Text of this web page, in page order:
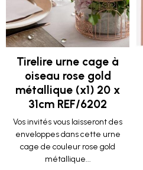
Tirelire urne cage à
oiseau rose gold
métallique (x1) 20 x
31cm REF/6202
Vos invités vous laisseront des
enveloppes dans cette urne
cage de couleur rose gold
métallique...